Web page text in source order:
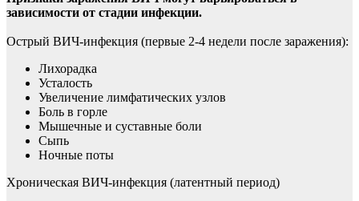
зависимости от стадии инфекции.
Острый ВИЧ-инфекция (первые 2-4 недели после заражения):
Лихорадка
Усталость
Увеличение лимфатических узлов
Боль в горле
Мышечные и суставные боли
Сыпь
Ночные поты
Хроническая ВИЧ-инфекция (латентный период)